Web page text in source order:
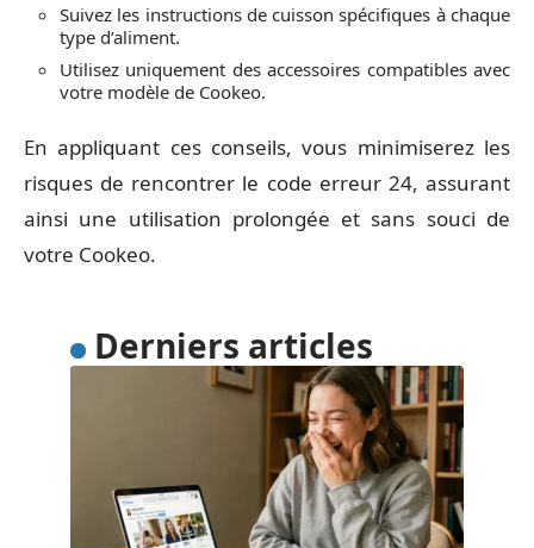
Suivez les instructions de cuisson spécifiques à chaque
type d’aliment.
Utilisez uniquement des accessoires compatibles avec
votre modèle de Cookeo.
En appliquant ces conseils, vous minimiserez les
risques de rencontrer le code erreur 24, assurant
ainsi une utilisation prolongée et sans souci de
votre Cookeo.
Derniers articles